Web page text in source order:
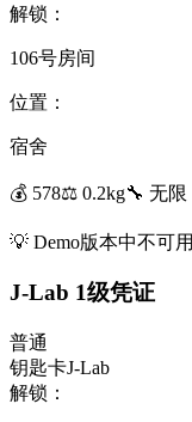
解锁：
106号房间
位置：
宿舍
💰 578⚖️ 0.2kg🔧 无限
💡 Demo版本中不可用
J-Lab 1级凭证
普通
钥匙卡J-Lab
解锁：